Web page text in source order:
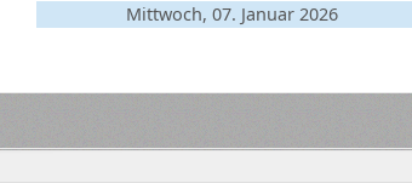
Mittwoch, 07. Januar 2026